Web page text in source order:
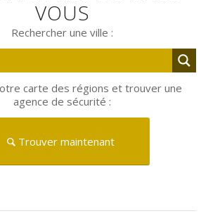
VOUS
Rechercher une ville :
carte des régions et trouver une
agence de sécurité :
Trouver maintenant